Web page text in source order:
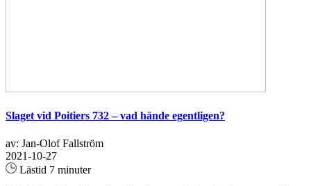
Slaget vid Poitiers 732 – vad hände egentligen?
av: Jan-Olof Fallström
2021-10-27
Lästid 7 minuter